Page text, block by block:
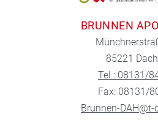
BRUNNEN
85221
Tel.: 08131/
Fax: 08131/
Brunnen-DAH@t-